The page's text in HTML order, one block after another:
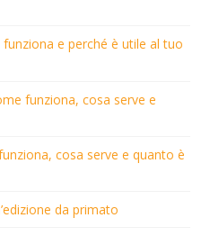
e perché è utile al tuo
funziona, cosa serve e
cosa serve e quanto è
da primato